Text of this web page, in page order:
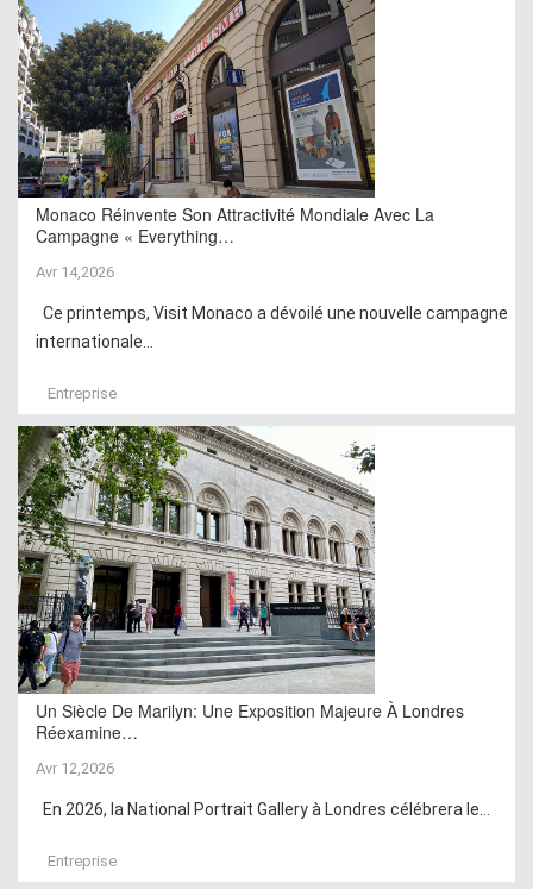
Monaco Réinvente Son Attractivité Mondiale Avec La
Campagne « Everything…
Avr 14,2026
Ce printemps, Visit Monaco a dévoilé une nouvelle campagne
internationale...
Entreprise
Un Siècle De Marilyn: Une Exposition Majeure À Londres
Réexamine…
Avr 12,2026
En 2026, la National Portrait Gallery à Londres célébrera le...
Entreprise